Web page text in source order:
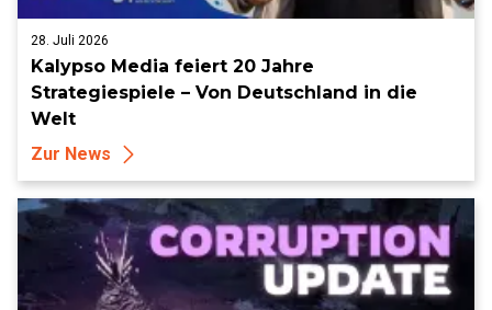
28. Juli 2026
Kalypso Media feiert 20 Jahre
Strategiespiele – Von Deutschland in die
Welt
Zur News